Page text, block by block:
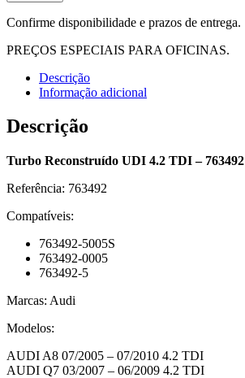
Confirme disponibilidade e prazos de entrega.
PREÇOS ESPECIAIS PARA OFICINAS.
Descrição
Informação adicional
Descrição
Turbo Reconstruído UDI 4.2 TDI – 763492
Referência: 763492
Compatíveis:
763492-5005S
763492-0005
763492-5
Marcas: Audi
Modelos:
AUDI A8 07/2005 – 07/2010 4.2 TDI
AUDI Q7 03/2007 – 06/2009 4.2 TDI